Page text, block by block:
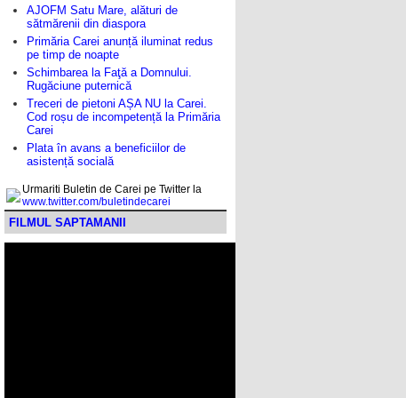
AJOFM Satu Mare, alături de
sătmărenii din diaspora
Primăria Carei anunță iluminat redus
pe timp de noapte
Schimbarea la Faţă a Domnului.
Rugăciune puternică
Treceri de pietoni AȘA NU la Carei.
Cod roșu de incompetență la Primăria
Carei
Plata în avans a beneficiilor de
asistență socială
Urmariti Buletin de Carei pe Twitter la
www.twitter.com/buletindecarei
FILMUL SAPTAMANII